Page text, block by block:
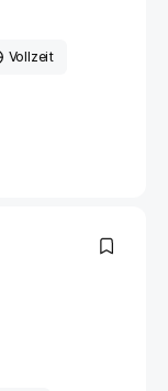
Vollzeit